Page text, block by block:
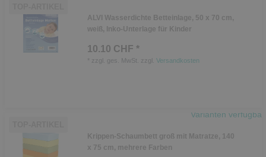
ALVI Wasserdichte Betteinlage, 50 x 70 cm,
weiß, Inko-Unterlage für Kinder
10.10 CHF *
zzgl. ges. MwSt. zzgl. Versandkosten
Varianten verfügbar
Krippen-Schaumbett groß mit Matratze, 140
x 75 cm, mehrere Farben